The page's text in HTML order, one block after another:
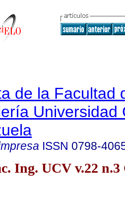
de la Facultad
Universidad
ISSN 0798-
Ing. UCV v.22